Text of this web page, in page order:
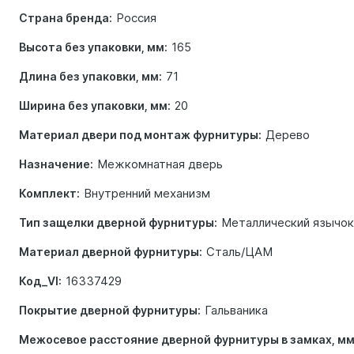
Страна бренда: Россия
Высота без упаковки, мм: 165
Длина без упаковки, мм: 71
Ширина без упаковки, мм: 20
Материал двери под монтаж фурнитуры: Дерево
Назначение: Межкомнатная дверь
Комплект: Внутренний механизм
Тип защелки дверной фурнитуры: Металлический язычок
Материал дверной фурнитуры: Сталь/ЦАМ
Код_VI: 16337429
Покрытие дверной фурнитуры: Гальваника
Межосевое расстояние дверной фурнитуры в замках,